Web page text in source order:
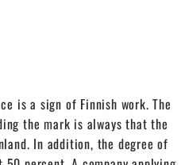
is a sign of Finnish work. The
the mark is always that the
In addition, the degree of